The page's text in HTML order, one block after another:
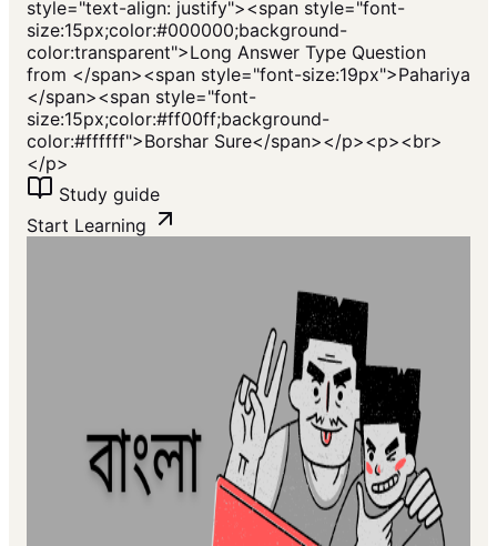
style="text-align: justify"><span style="font-
size:15px;color:#000000;background-
color:transparent">Long Answer Type Question
from </span><span style="font-size:19px">Pahariya
</span><span style="font-
size:15px;color:#ff00ff;background-
color:#ffffff">Borshar Sure</span></p><p><br>
</p>
Study guide
Start Learning